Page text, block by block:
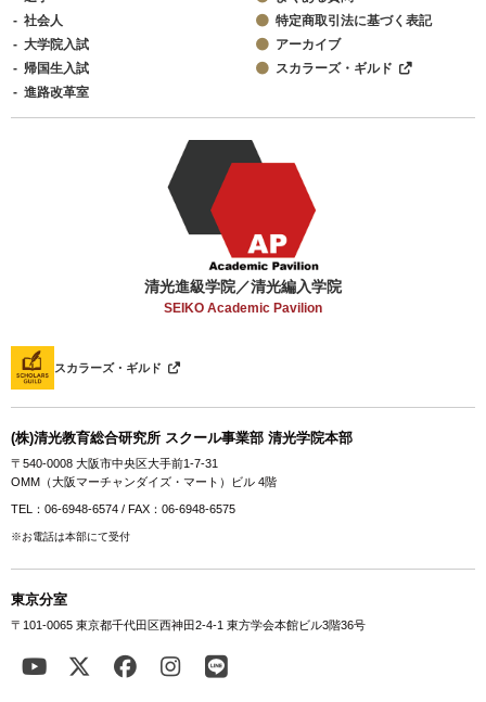
社会人
大学院入試
帰国生入試
進路改革室
特定商取引法に基づく表記
アーカイブ
スカラーズ・ギルド
清光進級学院／清光編入学院
SEIKO Academic Pavilion
スカラーズ・ギルド
(株)清光教育総合研究所 スクール事業部 清光学院本部
〒540-0008 大阪市中央区大手前1-7-31
OMM（大阪マーチャンダイズ・マート）ビル 4階
TEL：06-6948-6574 / FAX：06-6948-6575
※お電話は本部にて受付
東京分室
〒101-0065 東京都千代田区西神田2-4-1 東方学会本館ビル3階36号